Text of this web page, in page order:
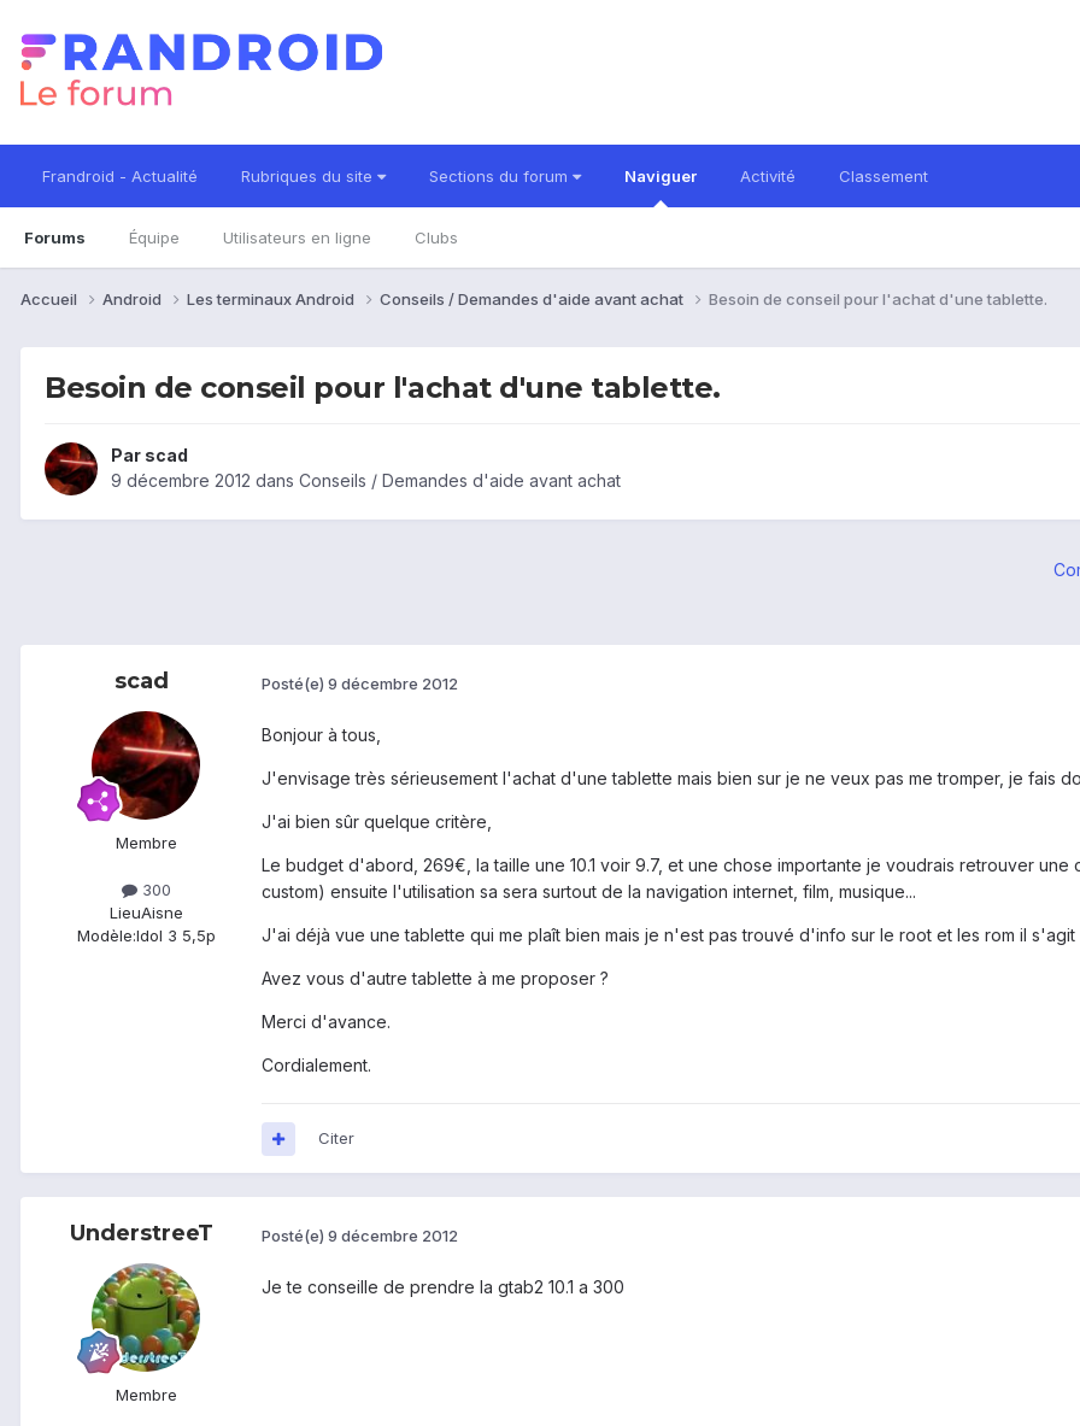
Frandroid - Actualité Rubriques du site Sections du forum Naviguer
Forums Équipe Utilisateurs en ligne Clubs
Activité Classement
Accueil Android Les terminaux Android Conseils / Demandes d'aide avant achat Besoin de conseil pour l'achat d'une tablette.
Besoin de conseil pour l'achat d'une tablette.
Par scad
9 décembre 2012 dans Conseils / Demandes d'aide avant achat
scad
Membre
300
LieuAisne
Modèle:Idol 3 5,5p
Posté(e) 9 décembre 2012
Bonjour à tous,
J'envisage très sérieusement l'achat d'une tablette mais bien sur je ne veux pas me tromper, je fais
J'ai bien sûr quelque critère,
Le budget d'abord, 269€, la taille une 10.1 voir 9.7, et une chose importante je voudrais retrouver
custom) ensuite l'utilisation sa sera surtout de la navigation internet, film, musique...
J'ai déjà vue une tablette qui me plaît bien mais je n'est pas trouvé d'info sur le root et les rom il
Avez vous d'autre tablette à me proposer ?
Merci d'avance.
Cordialement.
Citer
UnderstreeT
Membre
Posté(e) 9 décembre 2012
Je te conseille de prendre la gtab2 10.1 a 300